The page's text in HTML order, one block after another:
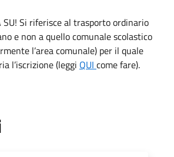
SU! Si riferisce al trasporto ordinario
e non a quello comunale scolastico
l’area comunale) per il quale
l’iscrizione (leggi QUI come fare).